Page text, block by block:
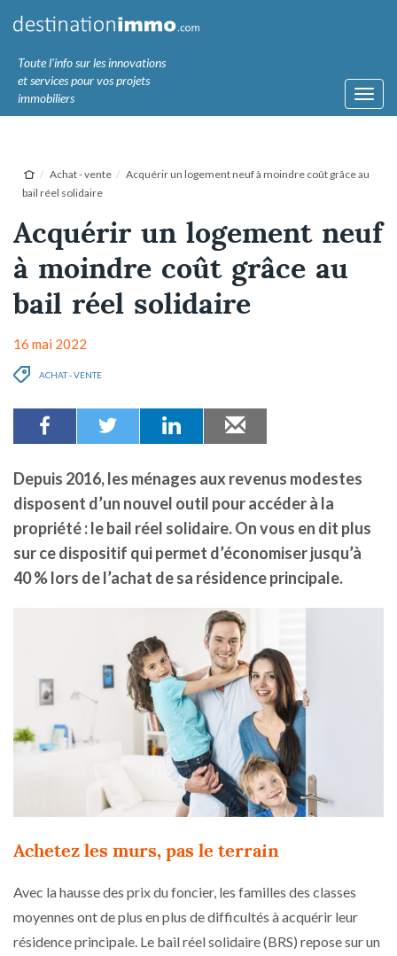
Toute l'info sur les innovations
et services pour vos projets
immobiliers
Achat - vente
Acquérir un logement neuf à moindre coût grâce au
bail réel solidaire
Acquérir un logement neuf
à moindre coût grâce au
bail réel solidaire
16 mai 2022
ACHAT - VENTE
Depuis 2016, les ménages aux revenus modestes
disposent d’un nouvel outil pour accéder à la
propriété : le bail réel solidaire. On vous en dit plus
sur ce dispositif qui permet d’économiser jusqu’à
40 % lors de l’achat de sa résidence principale.
Achetez les murs, pas le terrain
Avec la hausse des prix du foncier, les familles des classes
moyennes ont de plus en plus de difficultés à acquérir leur
résidence principale. Le bail réel solidaire (BRS) repose sur un